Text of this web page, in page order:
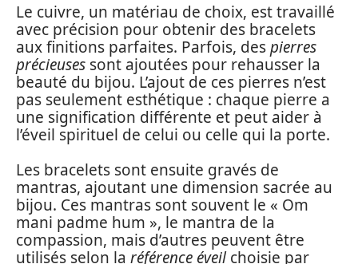
Le cuivre, un matériau de choix, est travaillé
avec précision pour obtenir des bracelets
aux finitions parfaites. Parfois, despierres
précieuses sont ajoutées pour rehausser la
beauté du bijou. L’ajout de ces pierres n’est
pas seulement esthétique : chaque pierre a
une signification différente et peut aider à
l’éveil spirituel de celui ou celle qui la porte.
Les bracelets sont ensuite gravés de
mantras, ajoutant une dimension sacrée au
bijou. Ces mantras sont souvent le « Om
mani padme hum », le mantra de la
compassion, mais d’autres peuvent être
utilisés selon la référence éveilchoisie par